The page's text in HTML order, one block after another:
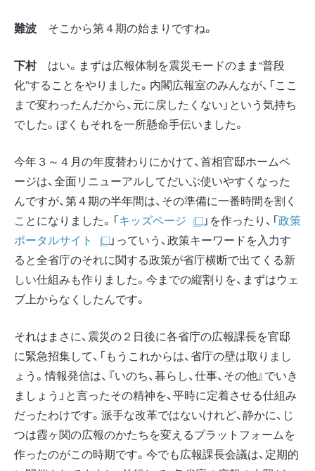
難波 そこから第４期の始まりですね。
下村はい。まずは広報体制を震災モードのまま“普段
化”することをやりました。内閣広報室のみんなが、「ここ
まで変わったんだから、元に戻したくない」という気持ち
でした。ぼくもそれを一所懸命手伝いました。
今年３～４月の年度替わりにかけて、首相官邸ホームペ
ージは、全面リニューアルしてだいぶ使いやすくなった
んですが、第４期の半年間は、その準備に一番時間を割く
ことになりました。「キッズページ 」を作ったり、「政策
ポータルサイト
」っていう、政策キーワードを入力す
ると全省庁のそれに関する政策が省庁横断で出てくる新
しい仕組みも作りました。今までの縦割りを、まずはウェ
ブ上からなくしたんです。
それはまさに、震災の２日後に各省庁の広報課長を官邸
に緊急招集して、「もうこれからは、省庁の壁は取りまし
ょう。情報発信は、『いのち、暮らし、仕事、その他』でいき
ましょう」と言ったその精神を、平時に定着させる仕組み
だったわけです。派手な改革ではないけれど、静かに、じ
つは霞ヶ関の広報のかたちを変えるプラットフォームを
作ったのがこの時期です。今でも広報課長会議は、定期的